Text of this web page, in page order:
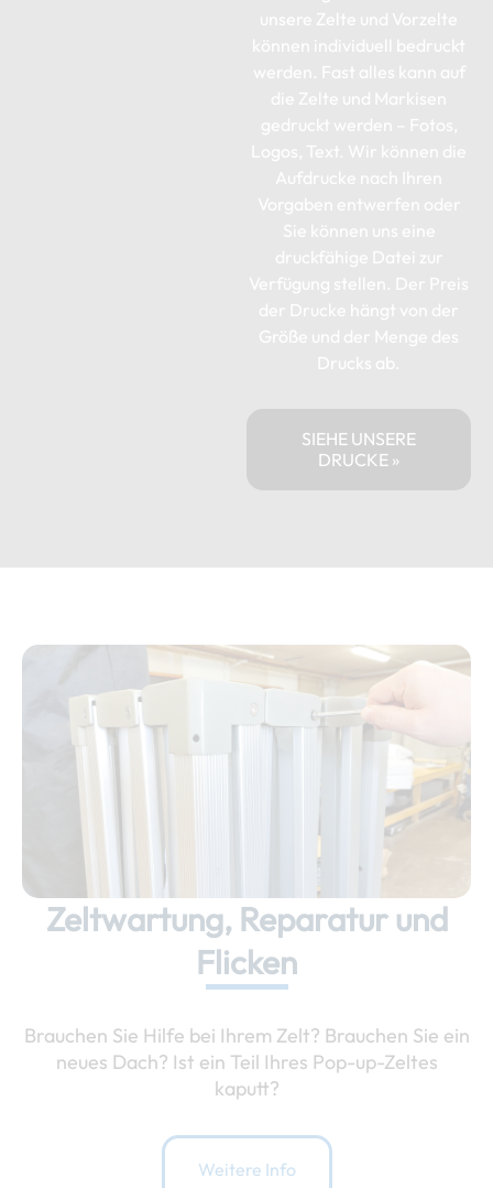
SIEHE UNSERE
DRUCKE »
Zeltwartung, Reparatur und
Flicken
Brauchen Sie Hilfe bei Ihrem Zelt? Brauchen Sie ein
neues Dach? Ist ein Teil Ihres Pop-up-Zeltes
kaputt?
Weitere Info